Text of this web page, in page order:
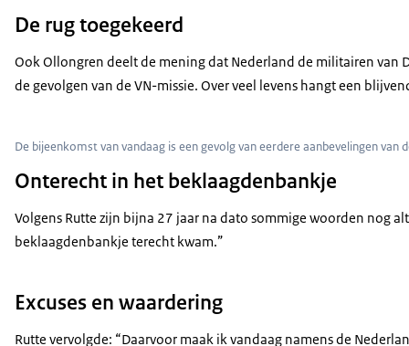
De rug toegekeerd
Ook Ollongren deelt de mening dat Nederland de militairen van
de gevolgen van de VN-missie. Over veel levens hangt een
De bijeenkomst van vandaag is een gevolg van eerdere aanbevelingen
Onterecht in het beklaagdenbankje
Volgens Rutte zijn bijna 27 jaar na dato sommige woorden nog
beklaagdenbankje terecht kwam.”
Excuses en waardering
Rutte vervolgde: “Daarvoor maak ik vandaag namens de